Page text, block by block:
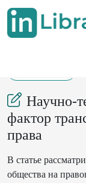
Научно-
фактор
права
В статье
общества на